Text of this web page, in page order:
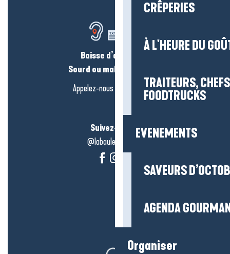
CRÊPERIES
À L'HEURE DU
TRAITEURS,
FOODTRUCKS
EVENEMENTS
SAVEURS
AGENDA
Organiser
Baisse d’audition ?
Sourd ou malentendant ?
Appelez-nous en
cliquant-ici
Suivez-nous !
@labauleguérande